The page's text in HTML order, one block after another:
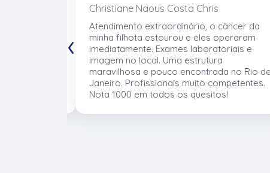
Christiane Naous Costa Chris
Atendimento extraordinário, o câncer da
minha filhota estourou e eles operaram
imediatamente. Exames laboratoriais e
imagem no local. Uma estrutura
maravilhosa e pouco encontrada no Rio de
Janeiro. Profissionais muito competentes.
Nota 1000 em todos os quesitos!
‹